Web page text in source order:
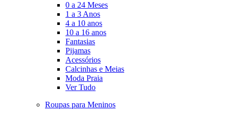
0 a 24 Meses
1 a 3 Anos
4 a 10 anos
10 a 16 anos
Fantasias
Pijamas
Acessórios
Calcinhas e Meias
Moda Praia
Ver Tudo
Roupas para Meninos